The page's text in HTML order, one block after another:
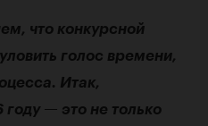
что конкурсной
голос времени,
Итак,
— это не только